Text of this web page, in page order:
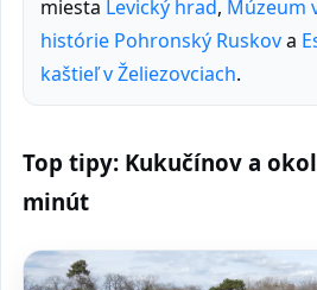
miesta Levický hrad, Múzeum
histórie Pohronský Ruskova
kaštieľ v Želiezovciach.
Top tipy: Kukučínov a
minút